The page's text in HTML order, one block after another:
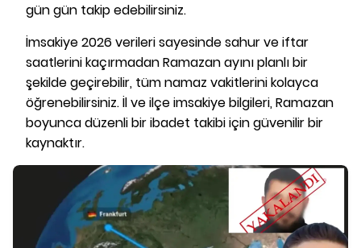
gün gün takip edebilirsiniz.
İmsakiye 2026 verileri sayesinde sahur ve iftar
saatlerini kaçırmadan Ramazan ayını planlı bir
şekilde geçirebilir, tüm namaz vakitlerini kolayca
öğrenebilirsiniz. İl ve ilçe imsakiye bilgileri, Ramazan
boyunca düzenli bir ibadet takibi için güvenilir bir
kaynaktır.